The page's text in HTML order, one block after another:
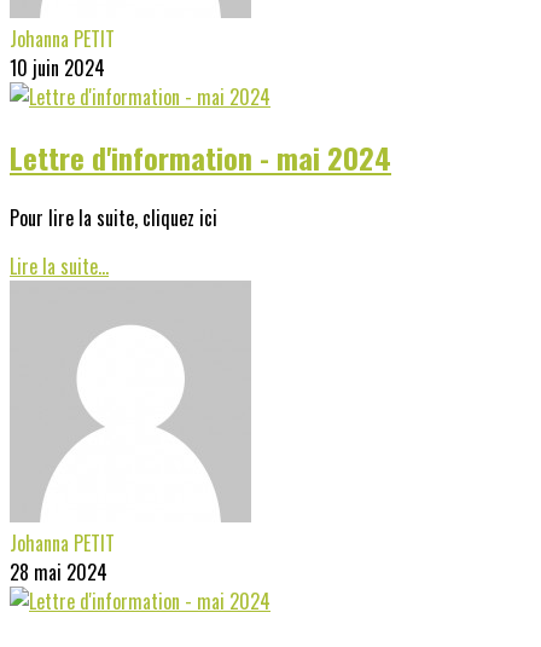
Johanna PETIT
10 juin 2024
Lettre d'information - mai 2024
Pour lire la suite, cliquez ici
Lire la suite...
Johanna PETIT
28 mai 2024